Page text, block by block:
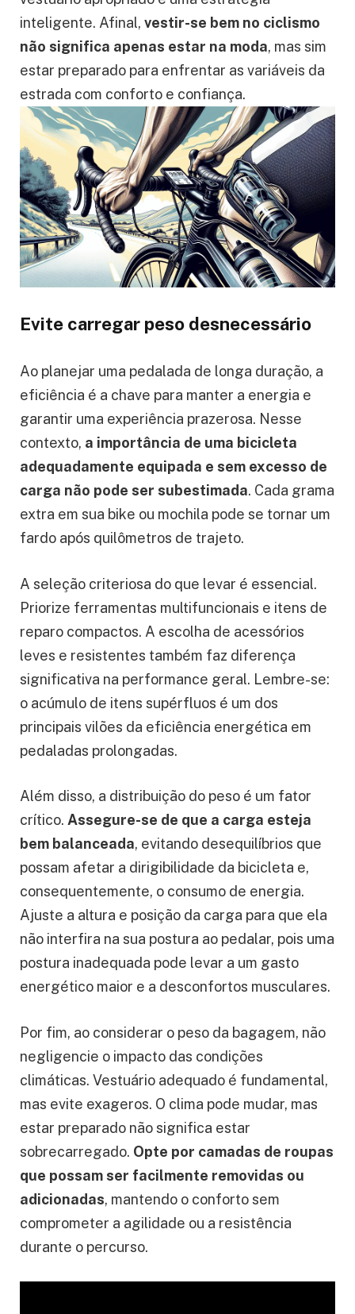
inteligente. Afinal, vestir-se bem no ciclismo
não significa apenas estar na moda, mas sim
estar preparado para enfrentar as variáveis da
estrada com conforto e confiança.
Evite carregar peso desnecessário
Ao planejar uma pedalada de longa duração, a
eficiência é a chave para manter a energia e
garantir uma experiência prazerosa. Nesse
contexto, a importância de uma bicicleta
adequadamente equipada e sem excesso de
carga não pode ser subestimada. Cada grama
extra em sua bike ou mochila pode se tornar um
fardo após quilômetros de trajeto.
A seleção criteriosa do que levar é essencial.
Priorize ferramentas multifuncionais e itens de
reparo compactos. A escolha de acessórios
leves e resistentes também faz diferença
significativa na performance geral. Lembre-se:
o acúmulo de itens supérfluos é um dos
principais vilões da eficiência energética em
pedaladas prolongadas.
Além disso, a distribuição do peso é um fator
crítico. Assegure-se de que a carga esteja
bem balanceada, evitando desequilíbrios que
possam afetar a dirigibilidade da bicicleta e,
consequentemente, o consumo de energia.
Ajuste a altura e posição da carga para que ela
não interfira na sua postura ao pedalar, pois uma
postura inadequada pode levar a um gasto
energético maior e a desconfortos musculares.
Por fim, ao considerar o peso da bagagem, não
negligencie o impacto das condições
climáticas. Vestuário adequado é fundamental,
mas evite exageros. O clima pode mudar, mas
estar preparado não significa estar
sobrecarregado. Opte por camadas de roupas
que possam ser facilmente removidas ou
adicionadas, mantendo o conforto sem
comprometer a agilidade ou a resistência
durante o percurso.